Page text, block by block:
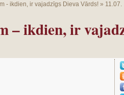
- ikdien, ir vajadzīgs Dieva Vārds!»
– ikdien, ir